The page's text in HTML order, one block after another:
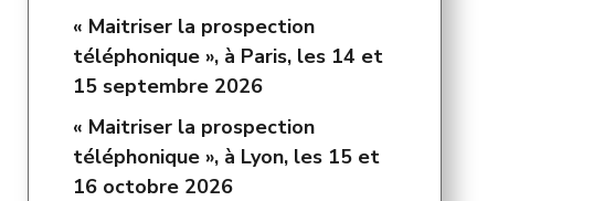
« Maitriser la prospection
téléphonique », à Paris, les 14 et
15 septembre 2026
« Maitriser la prospection
téléphonique », à Lyon, les 15 et
16 octobre 2026